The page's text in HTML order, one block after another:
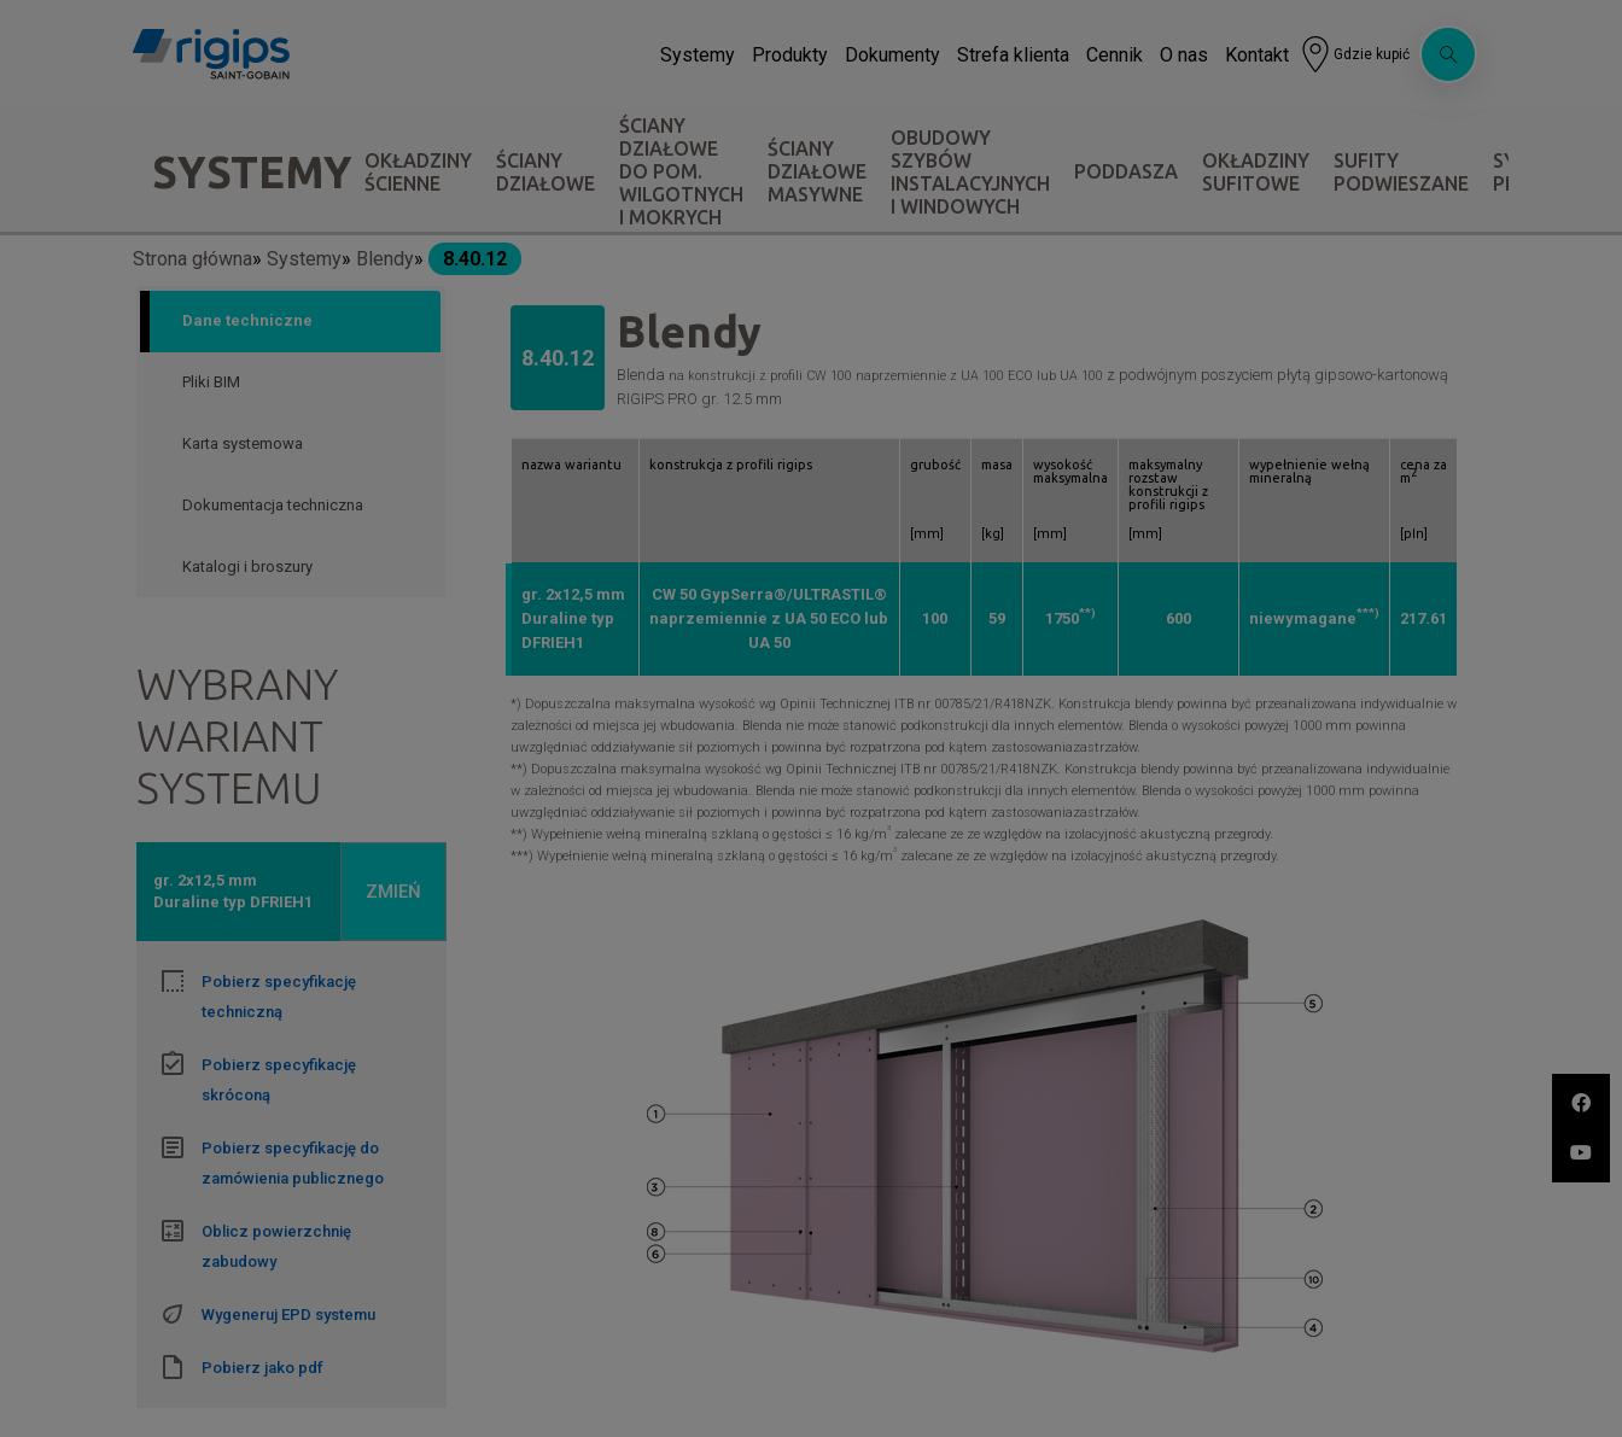
Systemy Produkty Dokumenty Strefa klienta Cennik O nas Kontakt Gdzie kupić
systemówSYSTEMY
OKŁADZINY
ŚCIENNE
ŚCIANY
DZIAŁOWE
ŚCIANY
DZIAŁOWE
DO POM.
WILGOTNYCH
I MOKRYCH
ŚCIANY
DZIAŁOWE
MASYWNE
OBUDOWY
SZYBÓW
INSTALACYJNYCH
I WINDOWYCH
PODDASZA
OKŁADZINY
SUFITOWE
SUFITY
PODWIESZANE
SYSTEMY
Ścieżka
nawigacyjna
Strona główna Systemy Blendy 8.40.12
Dane techniczne
Pliki BIM
Karta systemowa
Dokumentacja techniczna
Katalogi i broszury
WYBRANY
WARIANT
SYSTEMU
gr. 2x12,5 mm
Duraline typ DFRIEH1
ZMIEŃ
Pobierz specyfikację
techniczną
Pobierz specyfikację
skróconą
Pobierz specyfikację do
zamówienia publicznego
Oblicz powierzchnię
zabudowy
Wygeneruj EPD systemu
Pobierz jako pdf
8.40.12
Blendy
Blenda na konstrukcji z profili CW 100 naprzemiennie z UA 100 ECO lub UA 100 z podwójnym poszyciem płytą gipsowo-kartonową
RIGIPS PRO gr. 12.5 mm
nazwa wariantu konstrukcja z profili rigips grubość
[mm]
masa
[kg]
wysokość
maksymalna
[mm]
maksymalny
rozstaw
konstrukcji z
profili rigips
[mm]
wypełnienie wełną
mineralną
cena za
m2
[pln]
gr. 2x12,5 mm
Duraline typ
DFRIEH1
CW 50 GypSerra®/ULTRASTIL®
naprzemiennie z UA 50 ECO lub
UA 50
100 59 1750**) 600 niewymagane***) 217.61
*) Dopuszczalna maksymalna wysokość wg Opinii Technicznej ITB nr 00785/21/R418NZK. Konstrukcja blendy powinna być przeanalizowana indywidualnie w
zależności od miejsca jej wbudowania. Blenda nie może stanowić podkonstrukcji dla innych elementów. Blenda o wysokości powyżej 1000 mm powinna
uwzględniać oddziaływanie sił poziomych i powinna być rozpatrzona pod kątem zastosowaniazastrzałów.
**) Dopuszczalna maksymalna wysokość wg Opinii Technicznej ITB nr 00785/21/R418NZK. Konstrukcja blendy powinna być przeanalizowana indywidualnie
w zależności od miejsca jej wbudowania. Blenda nie może stanowić podkonstrukcji dla innych elementów. Blenda o wysokości powyżej 1000 mm powinna
uwzględniać oddziaływanie sił poziomych i powinna być rozpatrzona pod kątem zastosowaniazastrzałów.
**) Wypełnienie wełną mineralną szklaną o gęstości ≤ 16 kg/m 3zalecane ze ze względów na izolacyjność akustyczną przegrody.
***) Wypełnienie wełną mineralną szklaną o gęstości ≤ 16 kg/m 3zalecane ze ze względów na izolacyjność akustyczną przegrody.